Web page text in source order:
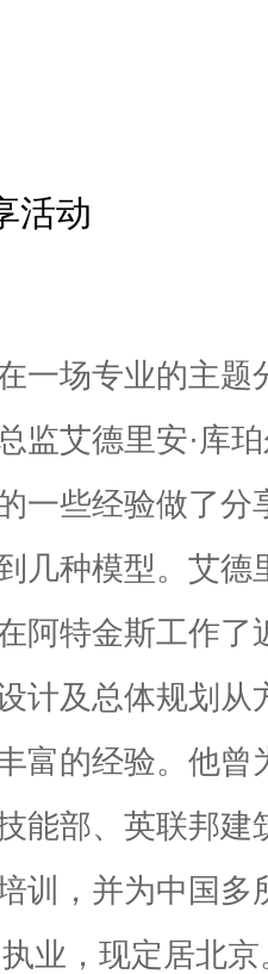
活动
一场专业的主题
监艾德里安·库
一些经验做了分
几种模型。艾德
阿特金斯工作了
计及总体规划从
富的经验。他曾
能部、英联邦建
训，并为中国多
业，现定居北京